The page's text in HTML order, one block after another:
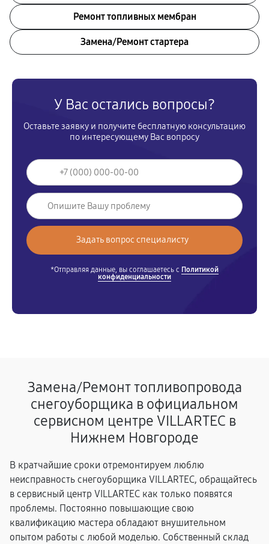
Ремонт топливных мембран
Замена/Pемонт стартера
У Вас остались вопросы?
Оставьте заявку и получите бесплатную консультацию
по интересующему Вас вопросу
*Отправляя данные, вы соглашаетесь с Политикой
конфиденциальности
Замена/Pемонт топливопровода
снегоуборщика в официальном
сервисном центре VILLARTEC в
Нижнем Новгороде
В кратчайшие сроки отремонтируем люблю
неисправность снегоуборщика VILLARTEC, обращайтесь
в сервисный центр VILLARTEC как только появятся
проблемы. Постоянно повышающие свою
квалификацию мастера обладают внушительном
опытом работы с любой моделью. Собственный склад